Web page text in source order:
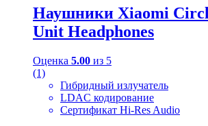
Наушники Xiaomi
Unit Headphones
Оценка 5.00 из 5
(1)
Гибридный излучатель
LDAC кодирование
Сертификат Hi-Res Audio